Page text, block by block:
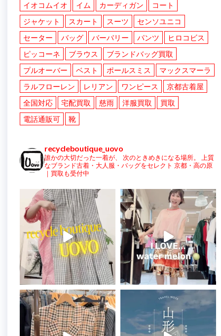
イオコムイオ
イム カーディガン
コート
ジャケット
スカート スーツ
センソユニコ
セーター
バッグ バーバリー パンツ
ヒロコビス
ピッコーネ
ブラウス
ブランドバッグ買取
プルオーバー
ベスト ポールスミス
マックスマーラ
ラルフローレン
レリアン ワンピース
京都古着屋
全国対応
宅配買取 慈雨 洋服買取
買取
電話通販可
靴
recycleboutique_uovo
誰かの大切だった一着が、 次のときめきになる場所。
上質
なブランド古着・大人服・バッグをセレクト 京都・高の原
｜買取も受付中